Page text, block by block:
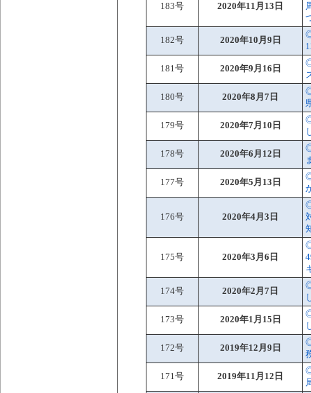
183号 2020年11月13日
182号 2020年10月9日
181号 2020年9月16日
180号 2020年8月7日
179号 2020年7月10日
178号 2020年6月12日
177号 2020年5月13日
176号 2020年4月3日
175号 2020年3月6日
174号 2020年2月7日
173号 2020年1月15日
172号 2019年12月9日
171号 2019年11月12日